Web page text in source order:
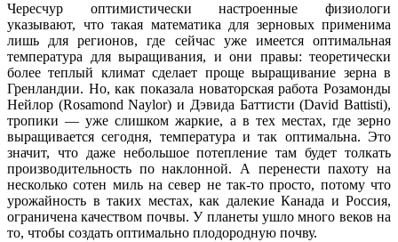
Чересчур оптимистически настроенные физиологи
указывают, что такая математика для зерновых применима
лишь для регионов, где сейчас уже имеется оптимальная
температура для выращивания, и они правы: теоретически
более теплый климат сделает проще выращивание зерна в
Гренландии. Но, как показала новаторская работа Розамонды
Нейлор (Rosamond Naylor) и Дэвида Баттисти (David Battisti),
тропики — уже слишком жаркие, а в тех местах, где зерно
выращивается сегодня, температура и так оптимальна. Это
значит, что даже небольшое потепление там будет толкать
производительность по наклонной. А перенести пахоту на
несколько сотен миль на север не так-то просто, потому что
урожайность в таких местах, как далекие Канада и Россия,
ограничена качеством почвы. У планеты ушло много веков на
то, чтобы создать оптимально плодородную почву.